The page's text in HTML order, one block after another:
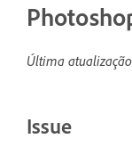
Última
Issue